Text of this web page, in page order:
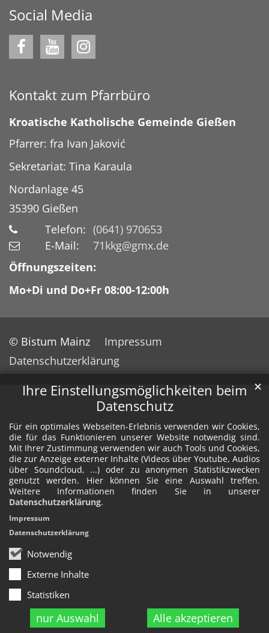
Ihre Einstellungsmöglichkeiten beim
Datenschutz
Für ein optimales Webseiten-Erlebnis verwenden wir Cookies,
die für das Funktionieren unserer Website notwendig sind.
Mit Ihrer Zustimmung verwenden wir auch Tools und Cookies,
die zur Anzeige externer Inhalte (Videos über Youtube, Audios
über Soundcloud, ...) oder zu anonymen Statistikzwecken
genutzt werden. Hier können Sie eine Auswahl treffen.
Weitere Informationen finden Sie in unserer
Datenschutzerklärung.
Notwendig
Externe Inhalte
Statistiken
nur Auswahl Alle akzeptieren
✕
Impressum
Datenschutzerklärung
Social Media
Kontakt zum Pfarrbüro
Kroatische Katholische Gemeinde Gießen
Pfarrer: fra Ivan Jaković
Sekretariat: Tina Karaula
Nordanlage 45
35390 Gießen
Telefon: (0641) 970653
E-Mail:
71kkg@gmx.de
Öffnungszeiten:
Mo+Di und Do+Fr 08:00-12:00h
© Bistum Mainz
Impressum
Datenschutzerklärung